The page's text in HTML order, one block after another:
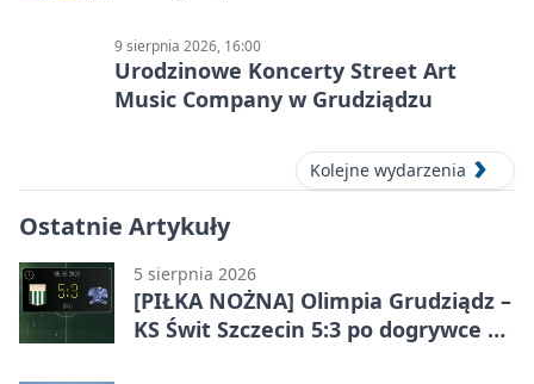
9 sierpnia 2026, 16:00
Urodzinowe Koncerty Street Art
Music Company w Grudziądzu
Kolejne wydarzenia
Ostatnie Artykuły
5 sierpnia 2026
[PIŁKA NOŻNA] Olimpia Grudziądz –
KS Świt Szczecin 5:3 po dogrywce w